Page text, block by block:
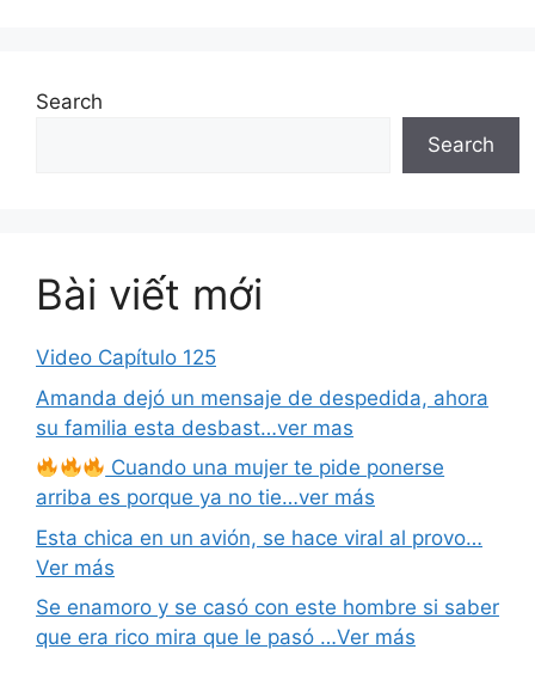
Search
Search
Bài viết mới
Video Capítulo 125
Amanda dejó un mensaje de despedida, ahora
su familia esta desbast…ver mas
Cuando una mujer te pide ponerse
arriba es porque ya no tie…ver más
Esta chica en un avión, se hace viral al provo…
Ver más
Se enamoro y se casó con este hombre si saber
que era rico mira que le pasó …Ver más